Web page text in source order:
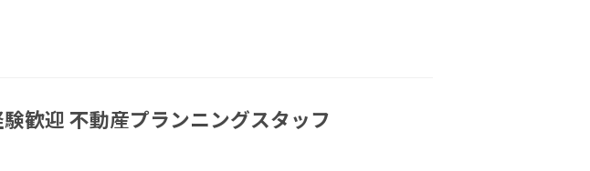
歓迎 不動産プランニングスタッフ